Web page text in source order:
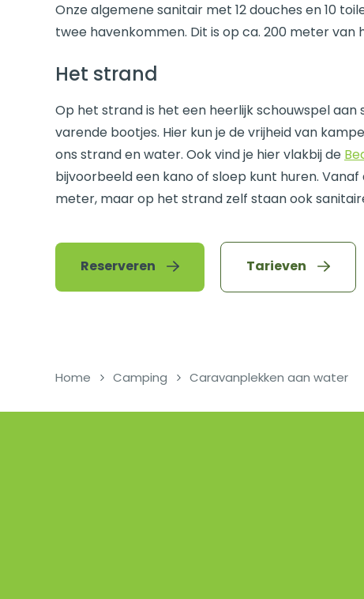
Onze algemene sanitair met 12 douches en 10
twee havenkommen. Dit is op ca. 200 meter van
Het strand
Op het strand is het een heerlijk schouwspel
varende bootjes. Hier kun je de vrijheid van
ons strand en water. Ook vind je hier vlakbij de
bijvoorbeeld een kano of sloep kunt huren.
meter, maar op het strand zelf staan ook
Reserveren Tarieven
Home Camping Caravanplekken aan water